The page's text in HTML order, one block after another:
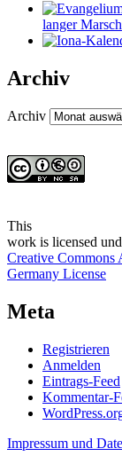
langer Marsch
Archiv
Archiv
This
work is licensed
Creative Commons
Germany License
Meta
Registrieren
Anmelden
Eintrags-Feed
Kommentar-
Impressum und